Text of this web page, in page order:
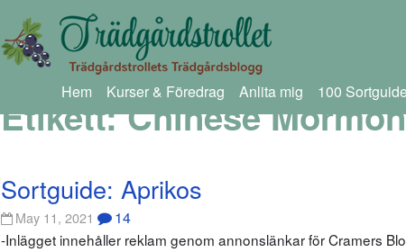
Hem Kurser & Föredrag Anlita mig 100
Etikett:Chinese
Sortguide: Aprikos
May 11, 2021 14
-Inlägget innehåller reklam genom annonslänkar för Cramers